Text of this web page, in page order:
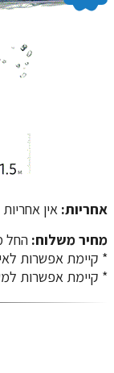
אחריות: אין
מחיר משלוח: החל מ 20
​​​​​​​* קיימת אפשרות
* קיימת אפשרות